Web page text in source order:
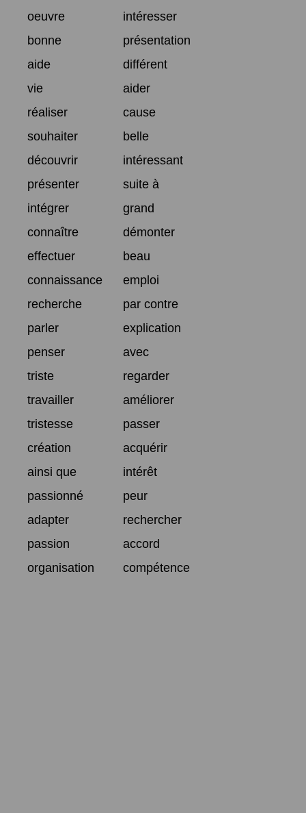
oeuvre
intéresser
bonne
présentation
aide
différent
vie
aider
réaliser
cause
souhaiter
belle
découvrir
intéressant
présenter
suite à
intégrer
grand
connaître
démonter
effectuer
beau
connaissance
emploi
recherche
par contre
parler
explication
penser
avec
triste
regarder
travailler
améliorer
tristesse
passer
création
acquérir
ainsi que
intérêt
passionné
peur
adapter
rechercher
passion
accord
organisation
compétence